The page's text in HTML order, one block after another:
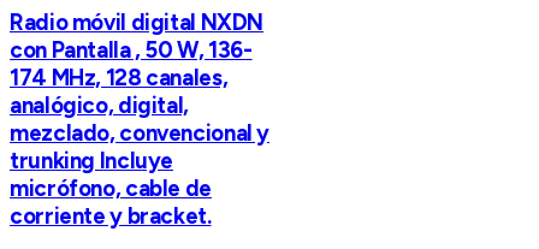
Radio móvil digital NXDN
con Pantalla , 50 W, 136-
174 MHz, 128 canales,
analógico, digital,
mezclado, convencional y
trunking Incluye
micrófono, cable de
corriente y bracket.